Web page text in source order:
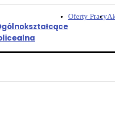
Oferty Pracy